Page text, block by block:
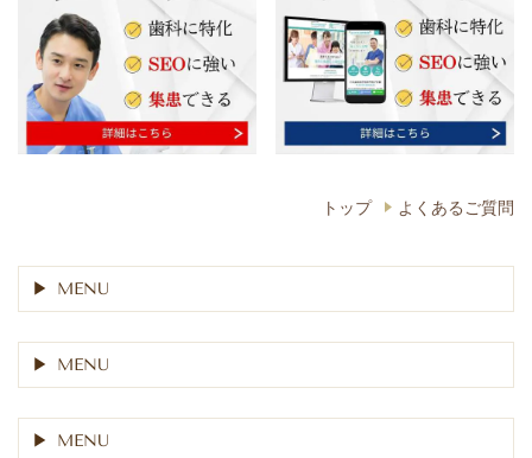
トップ よくあるご質問
MENU
MENU
MENU